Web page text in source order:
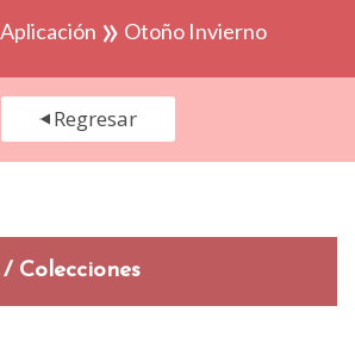
» Otoño Invierno
Regresar
Colecciones